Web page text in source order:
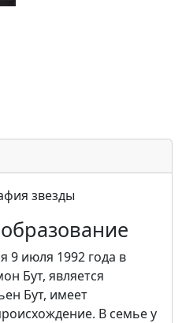
звезды
9 июля 1992 года в
Бут, является
Бут, имеет
В семье у